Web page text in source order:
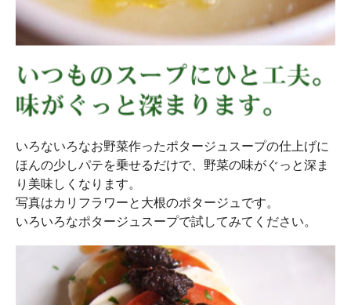
いろないろなお野菜作ったポタージュスープの仕上げに
ほんの少しパテを乗せるだけで、野菜の味がぐっと深ま
り美味しくなります。
写真はカリフラワーと大根のポタージュです。
いろいろなポタージュスープで試してみてください。